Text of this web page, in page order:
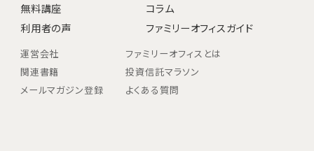
無料講座
コラム
利用者の声
ファミリーオフィスガイド
運営会社
ファミリーオフィスとは
関連書籍
投資信託マラソン
メールマガジン登録
よくある質問